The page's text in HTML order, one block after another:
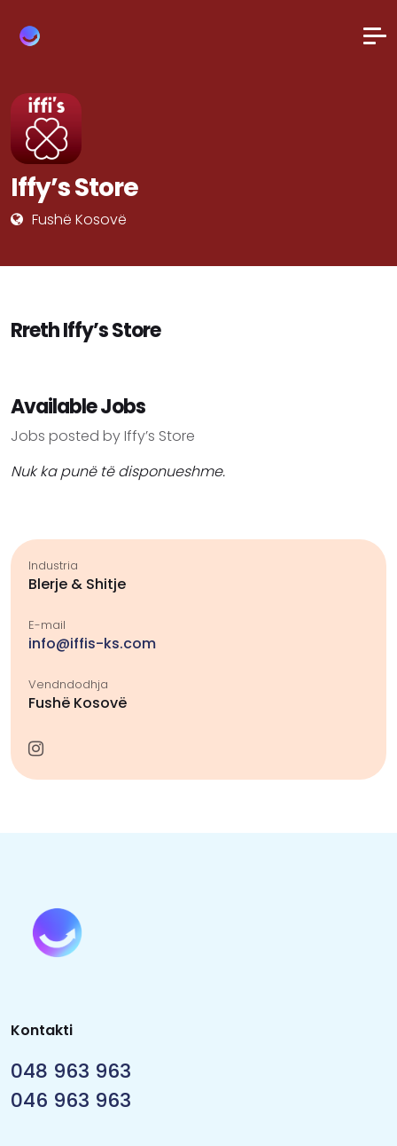
Iffy’s Store
Fushë Kosovë
Rreth Iffy’s Store
Available Jobs
Jobs posted by Iffy’s Store
Nuk ka punë të disponueshme.
Industria
Blerje & Shitje
E-mail
info@iffis-ks.com
Vendndodhja
Fushë Kosovë
Kontakti
048 963 963
046 963 963